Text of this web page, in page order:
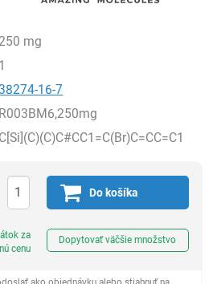
250 mg
1
16-7
R003BM6,250mg
C[Si](C)(C)C#CC1=C(Br)C=CC=C1
Do košíka
za
cenu
Dopytovať väčšie množstvo